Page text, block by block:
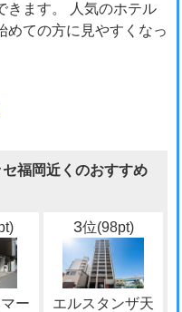
きます。 人気のホテル
めての方に見やすくなっ
福岡近くのおすすめ
ー
3位(98pt)
エルスタンザ天